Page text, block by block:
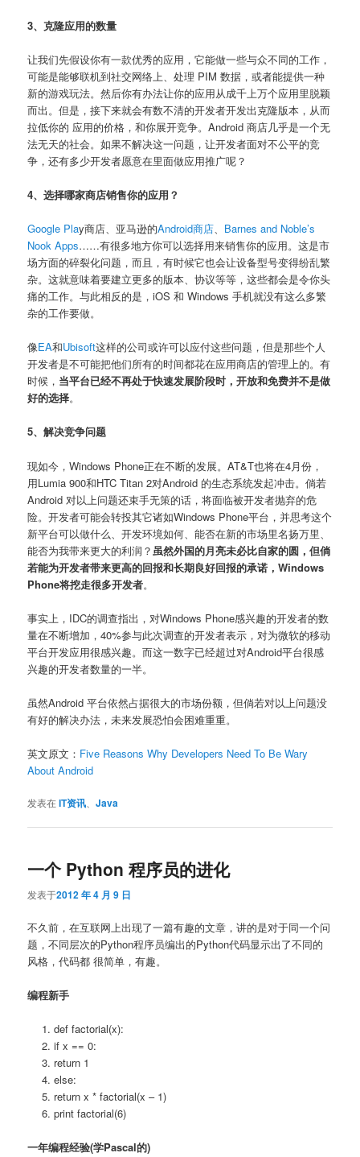
3、克隆应用的数量
让我们先假设你有一款优秀的应用，它能做一些与众不同的工作，
可能是能够联机到社交网络上、处理 PIM 数据，或者能提供一种
新的游戏玩法。然后你有办法让你的应用从成千上万个应用里脱颖
而出。但是，接下来就会有数不清的开发者开发出克隆版本，从而
拉低你的 应用的价格，和你展开竞争。Android 商店几乎是一个无
法无天的社会。如果不解决这一问题，让开发者面对不公平的竞
争，还有多少开发者愿意在里面做应用推广呢？
4、选择哪家商店销售你的应用？
Google Play商店、亚马逊的Android商店、 Barnes and Noble’s
Nook Apps……有很多地方你可以选择用来销售你的应用。这是市
场方面的碎裂化问题，而且，有时候它也会让设备型号变得纷乱繁
杂。这就意味着要建立更多的版本、协议等等，这些都会是令你头
痛的工作。与此相反的是，iOS 和 Windows 手机就没有这么多繁
杂的工作要做。
像EA和Ubisoft这样的公司或许可以应付这些问题，但是那些个人
开发者是不可能把他们所有的时间都花在应用商店的管理上的。有
时候， 当平台已经不再处于快速发展阶段时，开放和免费并不是做
好的选择。
5、解决竞争问题
现如今，Windows Phone正在不断的发展。AT&T也将在4月份，
用Lumia 900和HTC Titan 2对Android 的生态系统发起冲击。倘若
Android 对以上问题还束手无策的话，将面临被开发者抛弃的危
险。开发者可能会转投其它诸如Windows Phone平台，并思考这个
新平台可以做什么、开发环境如何、能否在新的市场里名扬万里、
能否为我带来更大的利润？ 虽然外国的月亮未必比自家的圆，但倘
若能为开发者带来更高的回报和长期良好回报的承诺，Windows
Phone将挖走很多开发者。
事实上，IDC的调查指出，对Windows Phone感兴趣的开发者的数
量在不断增加，40%参与此次调查的开发者表示，对为微软的移动
平台开发应用很感兴趣。而这一数字已经超过对Android平台很感
兴趣的开发者数量的一半。
虽然Android 平台依然占据很大的市场份额，但倘若对以上问题没
有好的解决办法，未来发展恐怕会困难重重。
英文原文： Five Reasons Why Developers Need To Be Wary
About Android
发表在IT资讯 、Java
一个 Python 程序员的进化
发表于2012 年 4 月 9 日
不久前，在互联网上出现了一篇有趣的文章，讲的是对于同一个问
题，不同层次的Python程序员编出的Python代码显示出了不同的
风格，代码都 很简单，有趣。
编程新手
def factorial(x):
if x == 0:
return 1
else:
return x * factorial(x – 1)
print factorial(6)
一年编程经验(学Pascal的)